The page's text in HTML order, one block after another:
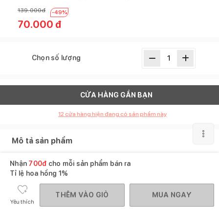
139.000đ -49%
70.000 đ
Chọn số lượng
CỬA HÀNG GẦN BẠN
12 cửa hàng hiện đang có sản phẩm này
Mô tả sản phẩm
Thương hiệu :
Bibo's
XEM THÊM
Nhận 700đ cho mỗi sản phẩm bán ra
Tỉ lệ hoa hồng 1%
Yêu thích
THÊM VÀO GIỎ MUA NGAY